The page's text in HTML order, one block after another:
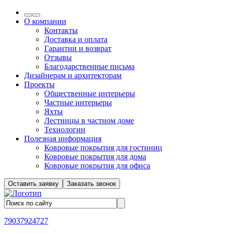
О компании
Контакты
Доставка и оплата
Гарантии и возврат
Отзывы
Благодарственные письма
Дизайнерам и архитекторам
Проекты
Общественные интерьеры
Частные интерьеры
Яхты
Лестницы в частном доме
Технологии
Полезная информация
Ковровые покрытия для гостиниц
Ковровые покрытия для дома
Ковровые покрытия для офиса
Оставить заявку Заказать звонок
79037924727